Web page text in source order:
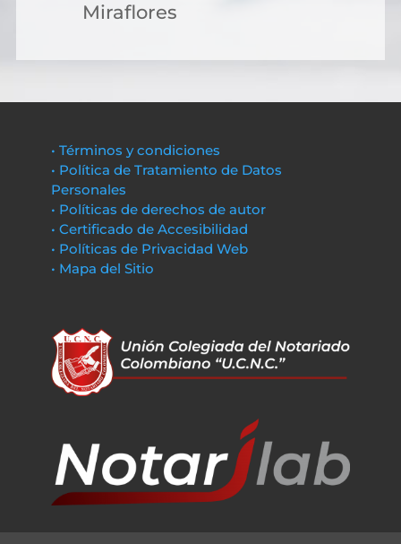
Miraflores
• Términos y condiciones
• Política de Tratamiento de Datos
Personales
• Políticas de derechos de autor
• Certificado de Accesibilidad
• Políticas de Privacidad Web
• Mapa del Sitio